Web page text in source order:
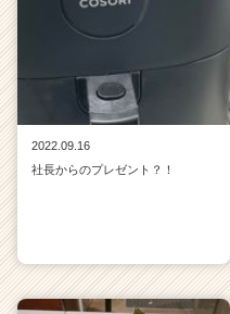
2022.09.16
社長からのプレゼント？！